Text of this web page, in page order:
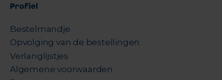
Profiel
Bestelmandje
Opvolging van de bestellingen
Verlanglijstjes
Algemene voorwaarden